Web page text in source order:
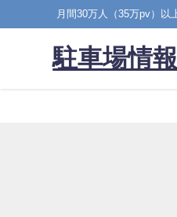
月間30万人（35万pv）以
駐車場情